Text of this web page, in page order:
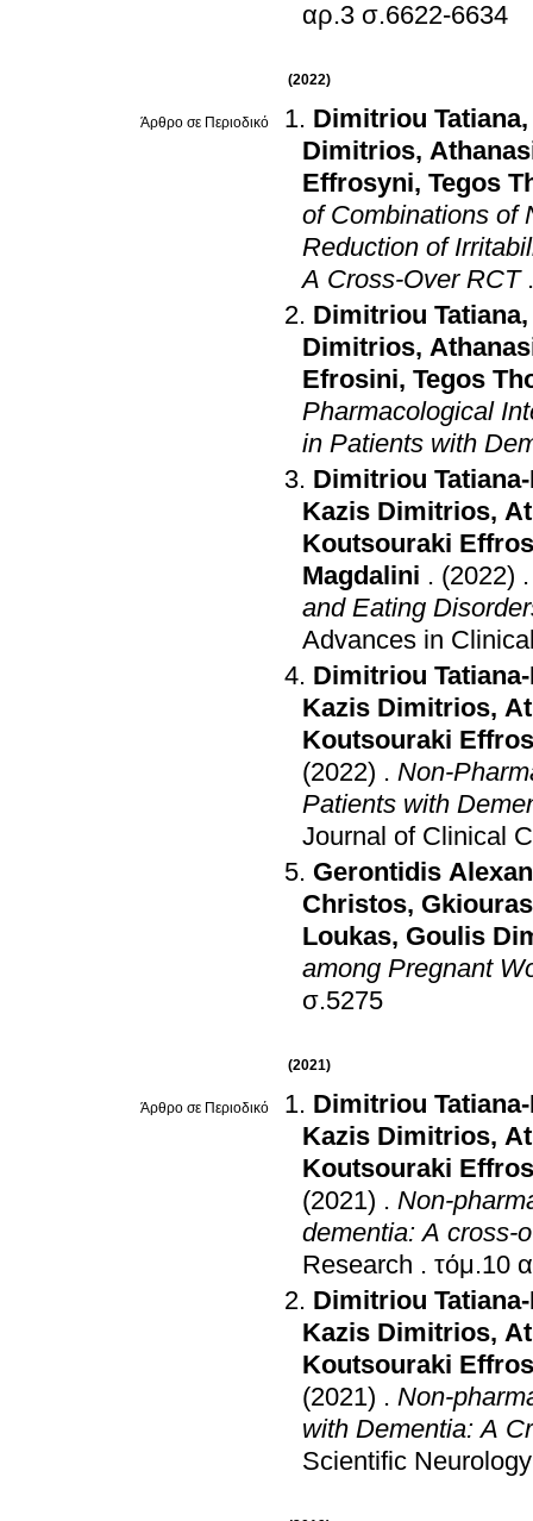
αρ.3 σ.6622-6634
(2022)
Άρθρο σε Περιοδικό Dimitriou Tatiana
Dimitrios,
Effrosyni, Tegos
of Combinations of
Reduction of
A Cross‐Over RCT
Dimitriou Tatiana
Dimitrios,
Efrosini, Tegos
Pharmacological
in Patients with
Dimitriou
Kazis Dimitrios,
Koutsouraki
Magdalini . (2022)
Advances in
Dimitriou
Kazis Dimitrios,
Koutsouraki
(2022) . Non-
Patients with
Journal of Clinical
Gerontidis
Christos,
Loukas, Goulis
among Pregnant
σ.5275
(2021)
Άρθρο σε Περιοδικό
Dimitriou
Kazis Dimitrios,
Koutsouraki
(2021) . Non-
dementia: A cross-
Research . τόμ.10
Dimitriou
Kazis Dimitrios,
Koutsouraki
(2021) . Non-
with Dementia: A
Scientific Neurology